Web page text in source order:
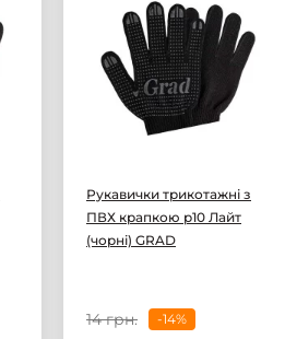
Рукавички трикотажні з
ПВХ крапкою р10 Лайт
(чорні) GRAD
14 грн. -14%